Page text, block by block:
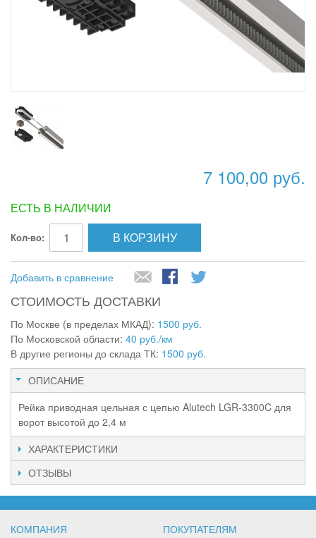
7 100,00 руб.
ЕСТЬ В НАЛИЧИИ
Кол-во: В КОРЗИНУ
Добавить в сравнение
СТОИМОСТЬ ДОСТАВКИ
По Москве (в пределах МКАД): 1500 руб.
По Московской области: 40 руб./км
В другие регионы до склада ТК: 1500 руб.
ОПИСАНИЕ
Рейка приводная цельная с цепью Alutech LGR-3300C для
ворот высотой до 2,4 м
ХАРАКТЕРИСТИКИ
ОТЗЫВЫ
КОМПАНИЯ ПОКУПАТЕЛЯМ